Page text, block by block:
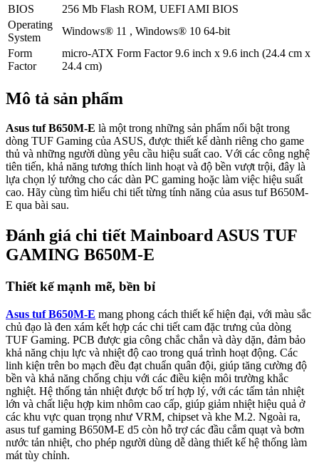
BIOS
256 Mb Flash ROM, UEFI AMI BIOS
Operating
System
Windows® 11 , Windows® 10 64-bit
Form
Factor
micro-ATX Form Factor 9.6 inch x 9.6 inch (24.4 cm x
24.4 cm)
Mô tả sản phẩm
Asus tuf B650M-E là một trong những sản phẩm nổi bật trong
dòng TUF Gaming của ASUS, được thiết kế dành riêng cho game
thủ và những người dùng yêu cầu hiệu suất cao. Với các công nghệ
tiên tiến, khả năng tương thích linh hoạt và độ bền vượt trội, đây là
lựa chọn lý tưởng cho các dàn PC gaming hoặc làm việc hiệu suất
cao. Hãy cùng tìm hiểu chi tiết từng tính năng của asus tuf B650M-
E qua bài sau.
Đánh giá chi tiết Mainboard ASUS TUF
GAMING B650M-E
Thiết kế mạnh mẽ, bền bỉ
Asus tuf B650M-E mang phong cách thiết kế hiện đại, với màu sắc
chủ đạo là đen xám kết hợp các chi tiết cam đặc trưng của dòng
TUF Gaming. PCB được gia công chắc chắn và dày dặn, đảm bảo
khả năng chịu lực và nhiệt độ cao trong quá trình hoạt động. Các
linh kiện trên bo mạch đều đạt chuẩn quân đội, giúp tăng cường độ
bền và khả năng chống chịu với các điều kiện môi trường khắc
nghiệt. Hệ thống tản nhiệt được bố trí hợp lý, với các tấm tản nhiệt
lớn và chất liệu hợp kim nhôm cao cấp, giúp giảm nhiệt hiệu quả ở
các khu vực quan trọng như VRM, chipset và khe M.2. Ngoài ra,
asus tuf gaming B650M-E d5 còn hỗ trợ các đầu cắm quạt và bơm
nước tản nhiệt, cho phép người dùng dễ dàng thiết kế hệ thống làm
mát tùy chỉnh.